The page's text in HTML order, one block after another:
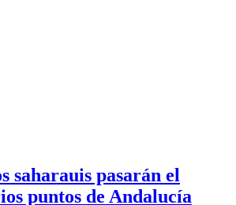
saharauis pasarán el
puntos de Andalucía